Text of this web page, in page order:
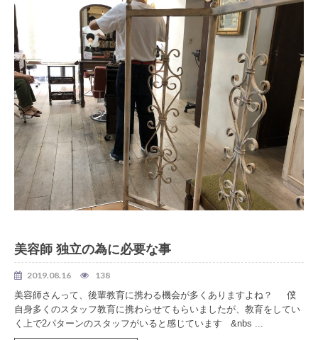
美容師 独立の為に必要な事
2019.08.16
138
美容師さんって、後輩教育に携わる機会が多くありますよね？ 僕
自身多くのスタッフ教育に携わらせてもらいましたが、教育をしてい
く上で2パターンのスタッフがいると感じています &nbs ...